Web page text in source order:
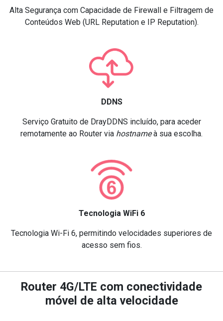
Alta Segurança com Capacidade de Firewall e Filtragem de
Conteúdos Web (URL Reputation e IP Reputation).
DDNS
Serviço Gratuito de DrayDDNS incluído, para aceder
remotamente ao Router via hostnameà sua escolha.
Tecnologia WiFi 6
Tecnologia Wi-Fi 6, permitindo velocidades superiores de
acesso sem fios.
Router 4G/LTE com conectividade
móvel de alta velocidade